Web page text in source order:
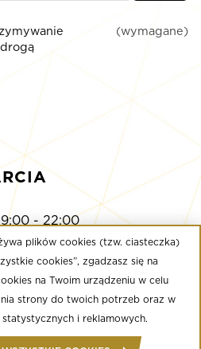
(wymagane)
9:00 - 22:00
9:00 - do ostatniego seansu
plików cookies (tzw. ciasteczka)
cookies”, zgadzasz się na
na Twoim urządzeniu w celu
strony do twoich potrzeb oraz w
i reklamowych.